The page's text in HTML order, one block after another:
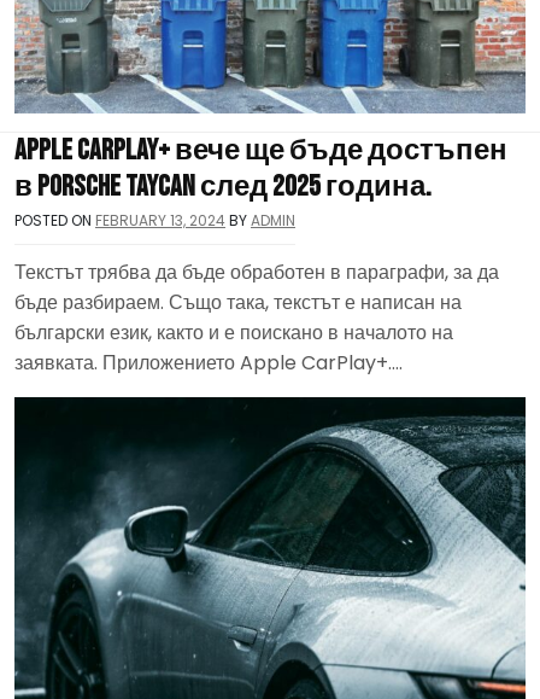
Apple CarPlay+ вече ще бъде достъпен
в Porsche Taycan след 2025 година.
POSTED ON FEBRUARY 13, 2024BYADMIN
Текстът трябва да бъде обработен в параграфи, за да
бъде разбираем. Също така, текстът е написан на
български език, както и е поискано в началото на
заявката. Приложението Apple CarPlay+….